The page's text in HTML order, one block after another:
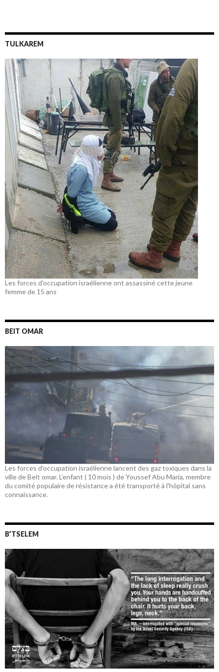
TULKAREM
Les forces d'occupation israélienne ont assassiné cette jeune
femme de 15 ans
BEIT OMAR
Les forces d'occupation israélienne lancent des gaz toxiques dans la
ville de Beit omar. L'enfant ( 10 mois ) de Youssef Abu Maria, membre
du comité populaire de résistance a été transporté à l'hôpital sans
connaissance.
B’TSELEM